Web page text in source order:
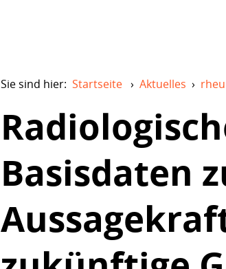
Sie sind hier: Startseite › Aktuelles ›
Basisdaten